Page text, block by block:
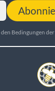
Bedingungen der